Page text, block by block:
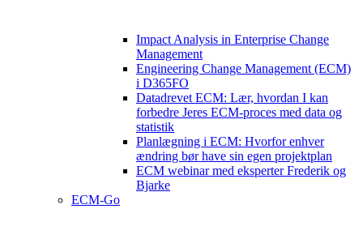
Impact Analysis in Enterprise Change
Management
Engineering Change Management (ECM)
i D365FO
Datadrevet ECM: Lær, hvordan I kan
forbedre Jeres ECM-proces med data og
statistik
Planlægning i ECM: Hvorfor enhver
ændring bør have sin egen projektplan
ECM webinar med eksperter Frederik og
Bjarke
ECM-Go